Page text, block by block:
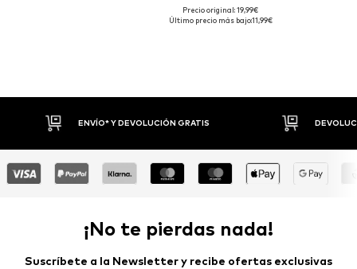
Precio original: 19,99€
Último precio más bajo:11,99€
DEVOLUCIONES HASTA 30 DÍAS
¡No te pierdas nada!
Suscríbete a la Newsletter y recibe ofertas exclusivas